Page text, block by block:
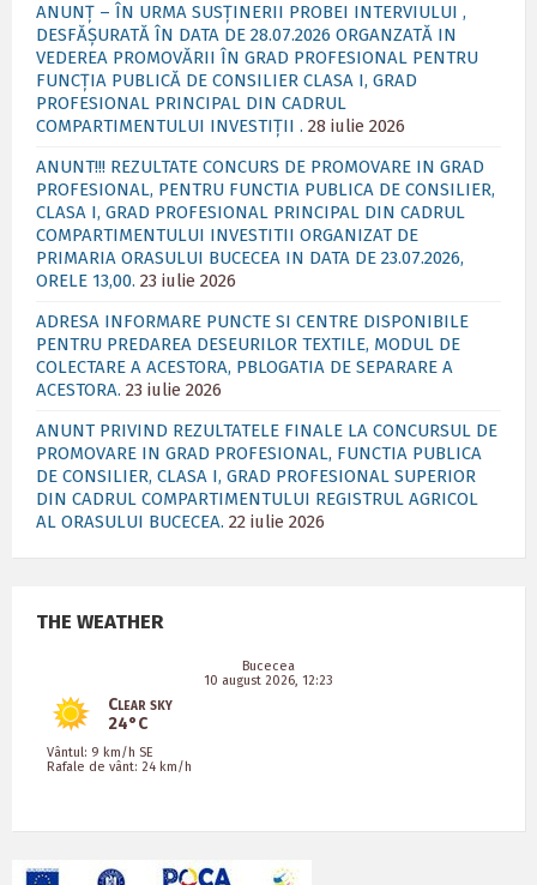
ANUNȚ – ÎN URMA SUSȚINERII PROBEI INTERVIULUI ,
DESFĂȘURATĂ ÎN DATA DE 28.07.2026 ORGANZATĂ IN
VEDEREA PROMOVĂRII ÎN GRAD PROFESIONAL PENTRU
FUNCȚIA PUBLICĂ DE CONSILIER CLASA I, GRAD
PROFESIONAL PRINCIPAL DIN CADRUL
COMPARTIMENTULUI INVESTIȚII . 28 iulie 2026
ANUNT!!! REZULTATE CONCURS DE PROMOVARE IN GRAD
PROFESIONAL, PENTRU FUNCTIA PUBLICA DE CONSILIER,
CLASA I, GRAD PROFESIONAL PRINCIPAL DIN CADRUL
COMPARTIMENTULUI INVESTITII ORGANIZAT DE
PRIMARIA ORASULUI BUCECEA IN DATA DE 23.07.2026,
ORELE 13,00. 23 iulie 2026
ADRESA INFORMARE PUNCTE SI CENTRE DISPONIBILE
PENTRU PREDAREA DESEURILOR TEXTILE, MODUL DE
COLECTARE A ACESTORA, PBLOGATIA DE SEPARARE A
ACESTORA. 23 iulie 2026
ANUNT PRIVIND REZULTATELE FINALE LA CONCURSUL DE
PROMOVARE IN GRAD PROFESIONAL, FUNCTIA PUBLICA
DE CONSILIER, CLASA I, GRAD PROFESIONAL SUPERIOR
DIN CADRUL COMPARTIMENTULUI REGISTRUL AGRICOL
AL ORASULUI BUCECEA. 22 iulie 2026
THE WEATHER
Bucecea
10 august 2026, 12:23
Clear sky
24°C
Vântul: 9 km/h SE
Rafale de vânt: 24 km/h